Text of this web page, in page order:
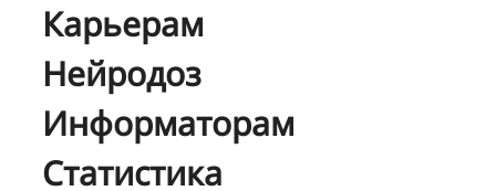
Карьерам
Нейродоз
Информаторам
Статистика